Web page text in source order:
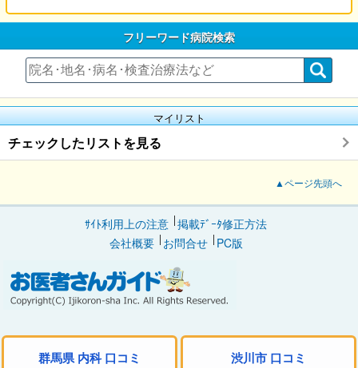
群馬県 内科 口コミ 渋川市 口コミ
フリーワード病院検索
マイリスト
チェックしたリストを見る
▲ページ先頭へ
ｻｲﾄ利用上の注意 掲載ﾃﾞｰﾀ修正方法
会社概要
お問合せ PC版